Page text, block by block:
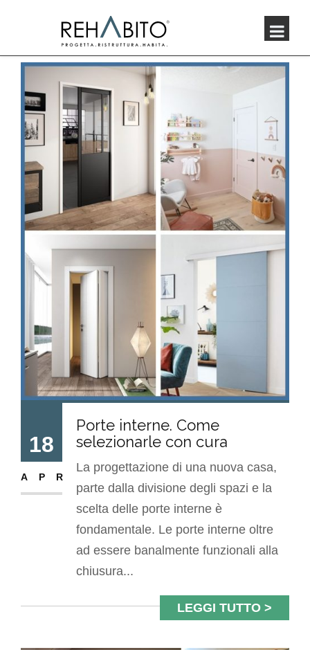
18
APR
Porte interne. Come
selezionarle con cura
La progettazione di una nuova casa,
parte dalla divisione degli spazi e la
scelta delle porte interne è
fondamentale. Le porte interne oltre
ad essere banalmente funzionali alla
chiusura...
LEGGI TUTTO >